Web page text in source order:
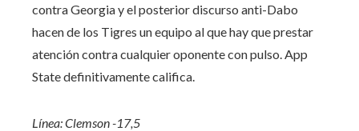
contra Georgia y el posterior discurso anti-Dabo
hacen de los Tigres un equipo al que hay que prestar
atención contra cualquier oponente con pulso. App
State definitivamente califica.
Línea: Clemson -17,5